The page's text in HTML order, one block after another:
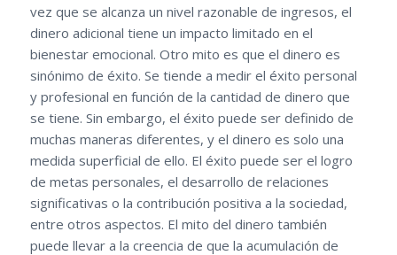
vez que se alcanza un nivel razonable de ingresos, el
dinero adicional tiene un impacto limitado en el
bienestar emocional. Otro mito es que el dinero es
sinónimo de éxito. Se tiende a medir el éxito personal
y profesional en función de la cantidad de dinero que
se tiene. Sin embargo, el éxito puede ser definido de
muchas maneras diferentes, y el dinero es solo una
medida superficial de ello. El éxito puede ser el logro
de metas personales, el desarrollo de relaciones
significativas o la contribución positiva a la sociedad,
entre otros aspectos. El mito del dinero también
puede llevar a la creencia de que la acumulación de